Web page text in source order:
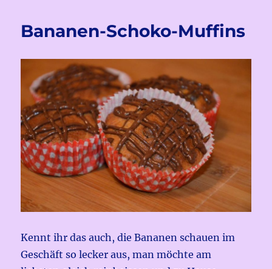
Bananen-Schoko-Muffins
Kennt ihr das auch, die Bananen schauen im
Geschäft so lecker aus, man möchte am